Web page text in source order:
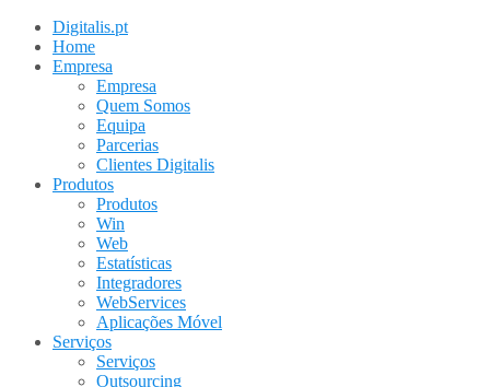
Digitalis.pt
Home
Empresa
Empresa
Quem Somos
Equipa
Parcerias
Clientes Digitalis
Produtos
Produtos
Win
Web
Estatísticas
Integradores
WebServices
Aplicações Móvel
Serviços
Serviços
Outsourcing